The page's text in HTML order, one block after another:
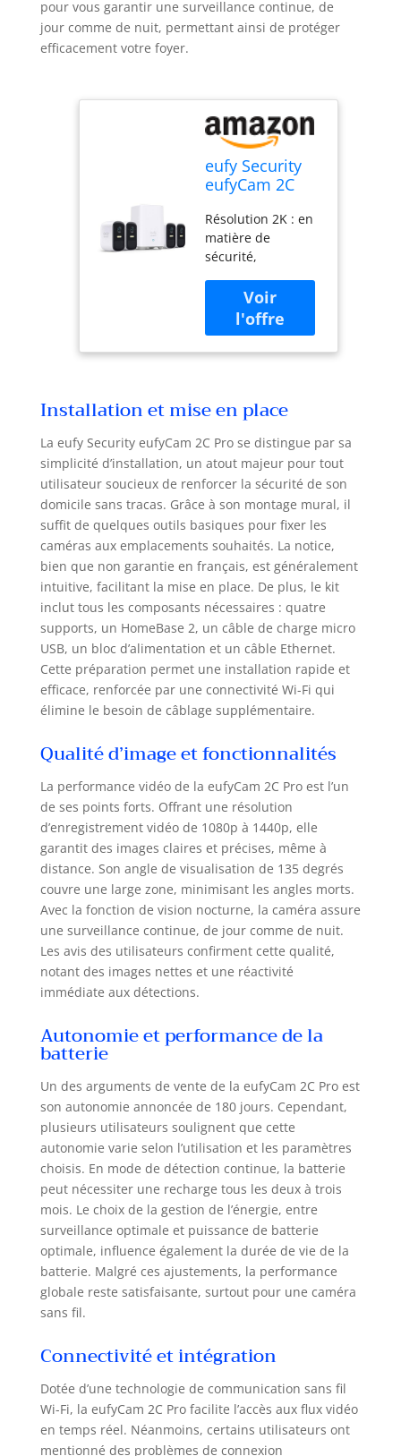
pour vous garantir une surveillance continue, de
jour comme de nuit, permettant ainsi de protéger
efficacement votre foyer.
eufy Security
eufyCam 2C
Surveillance
WiFi extérieur
sans Fil
Résolution 2K : en
matière de
sécurité,
dans les détails.
Voyez clairement
ce qui se passe
dans et autour de
sécurité avec une
seule charge :
évitez les
manipulations
fréquentes pour
charger la batterie
et profitez d'une
autonomie de 180
jours avec une
seule charge.
Vision nocturne
détaillée :
visionnez les
enregistrements
ou les séquences
en direct en toute
clarté, même la
clairement qui est
là. Des alertes qui
comptent : la
technologie de
détection des
humains permet à
la caméra de
détecter
intelligemment la
forme du corps et
des visages. Cette
technologie
garantit que vous
personne, et non
un chat errant,
porte. Résistante
aux intempéries :
avec un indice
d'étanchéité IP67,
l'eufyCam 2C Pro
est conçue pour
résister aux
éléments.
Installation et mise en place
La eufy Security eufyCam 2C Pro se distingue par sa
simplicité d’installation, un atout majeur pour tout
utilisateur soucieux de renforcer la sécurité de son
domicile sans tracas. Grâce à son montage mural, il
suffit de quelques outils basiques pour fixer les
caméras aux emplacements souhaités. La notice,
bien que non garantie en français, est généralement
intuitive, facilitant la mise en place. De plus, le kit
inclut tous les composants nécessaires : quatre
supports, un HomeBase 2, un câble de charge micro
USB, un bloc d’alimentation et un câble Ethernet.
Cette préparation permet une installation rapide et
efficace, renforcée par une connectivité Wi-Fi qui
élimine le besoin de câblage supplémentaire.
Qualité d’image et fonctionnalités
La performance vidéo de la eufyCam 2C Pro est l’un
de ses points forts. Offrant une résolution
d’enregistrement vidéo de 1080p à 1440p, elle
garantit des images claires et précises, même à
distance. Son angle de visualisation de 135 degrés
couvre une large zone, minimisant les angles morts.
Avec la fonction de vision nocturne, la caméra assure
une surveillance continue, de jour comme de nuit.
Les avis des utilisateurs confirment cette qualité,
notant des images nettes et une réactivité
immédiate aux détections.
Autonomie et performance de la
batterie
Un des arguments de vente de la eufyCam 2C Pro est
son autonomie annoncée de 180 jours. Cependant,
plusieurs utilisateurs soulignent que cette
autonomie varie selon l’utilisation et les paramètres
choisis. En mode de détection continue, la batterie
peut nécessiter une recharge tous les deux à trois
mois. Le choix de la gestion de l’énergie, entre
surveillance optimale et puissance de batterie
optimale, influence également la durée de vie de la
batterie. Malgré ces ajustements, la performance
globale reste satisfaisante, surtout pour une caméra
sans fil.
Connectivité et intégration
Dotée d’une technologie de communication sans fil
Wi-Fi, la eufyCam 2C Pro facilite l’accès aux flux vidéo
en temps réel. Néanmoins, certains utilisateurs ont
mentionné des problèmes de connexion